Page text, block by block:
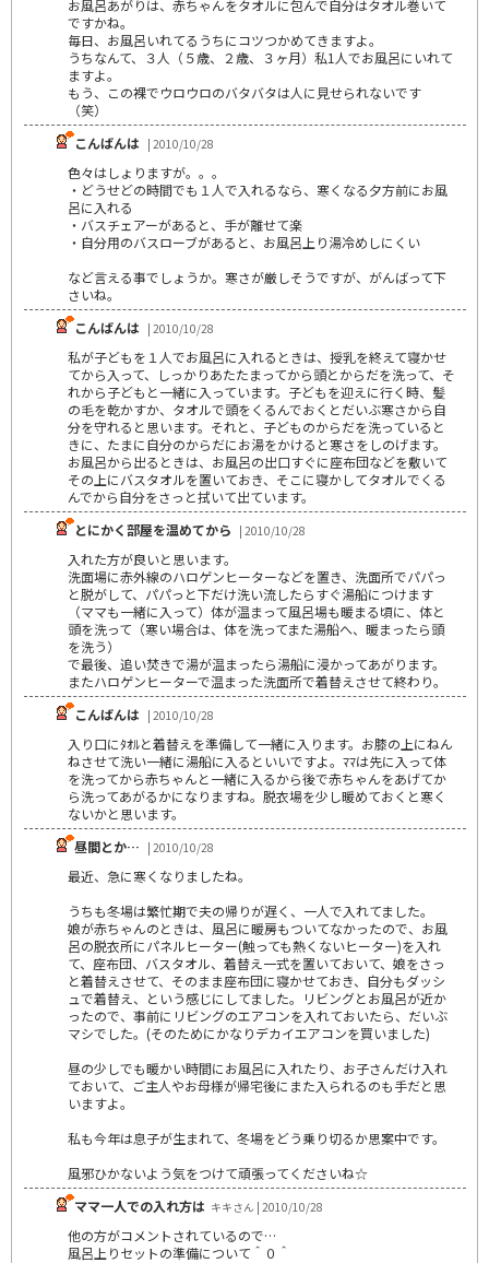
お風呂あがりは、赤ちゃんをタオルに包んで自分はタオル巻いて
ですかね。
毎日、お風呂いれてるうちにコツつかめてきますよ。
うちなんて、３人（５歳、２歳、３ヶ月）私1人でお風呂にいれて
ますよ。
もう、この裸でウロウロのバタバタは人に見せられないです
（笑）
こんばんは | 2010/10/28
色々はしょりますが。。。
・どうせどの時間でも１人で入れるなら、寒くなる夕方前にお風
呂に入れる
・バスチェアーがあると、手が離せて楽
・自分用のバスローブがあると、お風呂上り湯冷めしにくい
など言える事でしょうか。寒さが厳しそうですが、がんばって下
さいね。
こんばんは | 2010/10/28
私が子どもを１人でお風呂に入れるときは、授乳を終えて寝かせ
てから入って、しっかりあたたまってから頭とからだを洗って、そ
れから子どもと一緒に入っています。子どもを迎えに行く時、髪
の毛を乾かすか、タオルで頭をくるんでおくとだいぶ寒さから自
分を守れると思います。それと、子どものからだを洗っていると
きに、たまに自分のからだにお湯をかけると寒さをしのげます。
お風呂から出るときは、お風呂の出口すぐに座布団などを敷いて
その上にバスタオルを置いておき、そこに寝かしてタオルでくる
んでから自分をさっと拭いて出ています。
とにかく部屋を温めてから | 2010/10/28
入れた方が良いと思います。
洗面場に赤外線のハロゲンヒーターなどを置き、洗面所でパパっ
と脱がして、パパっと下だけ洗い流したらすぐ湯船につけます
（ママも一緒に入って）体が温まって風呂場も暖まる頃に、体と
頭を洗って（寒い場合は、体を洗ってまた湯船へ、暖まったら頭
を洗う）
で最後、追い焚きで湯が温まったら湯船に浸かってあがります。
またハロゲンヒーターで温まった洗面所で着替えさせて終わり。
こんばんは | 2010/10/28
入り口にﾀｵﾙと着替えを準備して一緒に入ります。お膝の上にねん
ねさせて洗い一緒に湯船に入るといいですよ。ﾏﾏは先に入って体
を洗ってから赤ちゃんと一緒に入るから後で赤ちゃんをあげてか
ら洗ってあがるかになりますね。脱衣場を少し暖めておくと寒く
ないかと思います。
昼間とか… | 2010/10/28
最近、急に寒くなりましたね。
うちも冬場は繁忙期で夫の帰りが遅く、一人で入れてました。
娘が赤ちゃんのときは、風呂に暖房もついてなかったので、お風
呂の脱衣所にパネルヒーター(触っても熱くないヒーター)を入れ
て、座布団、バスタオル、着替え一式を置いておいて、娘をさっ
と着替えさせて、そのまま座布団に寝かせておき、自分もダッシ
ュで着替え、という感じにしてました。リビングとお風呂が近か
ったので、事前にリビングのエアコンを入れておいたら、だいぶ
マシでした。(そのためにかなりデカイエアコンを買いました)
昼の少しでも暖かい時間にお風呂に入れたり、お子さんだけ入れ
ておいて、ご主人やお母様が帰宅後にまた入られるのも手だと思
いますよ。
私も今年は息子が生まれて、冬場をどう乗り切るか思案中です。
風邪ひかないよう気をつけて頑張ってくださいね☆
ママ一人での入れ方は キキさん | 2010/10/28
他の方がコメントされているので…
風呂上りセットの準備について＾０＾